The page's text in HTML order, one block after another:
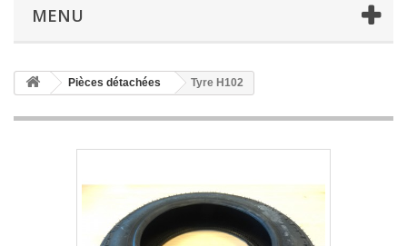
MENU
Pièces détachées Tyre H102